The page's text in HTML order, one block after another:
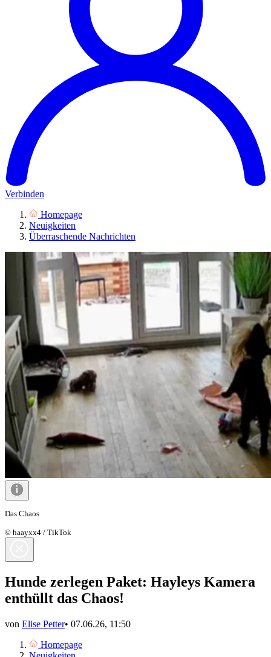
Verbinden
Homepage
Neuigkeiten
Überraschende Nachrichten
Das Chaos
© haayxx4 / TikTok
Hunde zerlegen Paket: Hayleys Kamera
enthüllt das Chaos!
von Elise Petter• 07.06.26, 11:50
Homepage